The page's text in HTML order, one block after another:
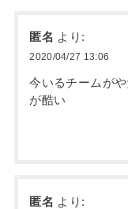
匿名 より:
2020/04/27 13:06
今いるチームが
が酷い
匿名 より: